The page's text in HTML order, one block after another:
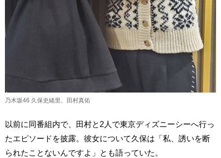
乃木坂46 久保史緒里、田村真佑
以前に同番組内で、田村と2人で東京ディズニーシーへ行っ
たエピソードを披露。彼女について久保は「私、誘いを断
られたことないんですよ」とも語っていた。